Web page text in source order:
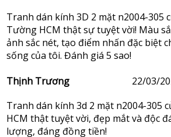
Tranh dán kính 3D 2 mặt n2004-305
Tường HCM thật sự tuyệt vời! Màu
ảnh sắc nét, tạo điểm nhấn đặc biệt
sống của tôi. Đánh giá 5 sao!
Thịnh Trương
22/03/
Tranh dán kính 3d 2 mặt n2004-305
HCM thật tuyệt vời, đẹp mắt và độc
lượng, đáng đồng tiền!